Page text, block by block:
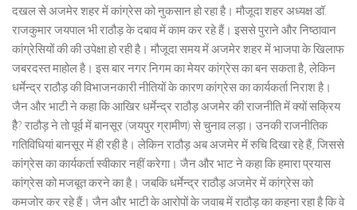
दखल से अजमेर शहर में कांग्रेस को नुकसान हो रहा है। मौजूदा शहर अध्यक्ष डॉ.
राजकुमार जयपाल भी राठौड़ के दबाव में काम कर रहे हैं। इससे पुराने और निष्ठावान
कांग्रेसियों की की उपेक्षा हो रही है। मौजूदा समय में अजमेर शहर में भाजपा के खिलाफ
जबरदस्त माहोल है। इस बार नगर निगम का मेयर कांग्रेस का बन सकता है, लेकिन
धर्मेन्द्र राठौड़ की विभाजनकारी नीतियों के कारण कांग्रेस का कार्यकर्ता निराश है।
जैन और भाटी ने कहा कि आखिर धर्मेन्द्र राठौड़ अजमेर की राजनीति में क्यों सक्रिय
हैै? राठौड़ ने तो पूर्व में बानसूर (जयपुर ग्रामीण) से चुनाव लड़ा। उनकी राजनीतिक
गतिविधियां बानसूर में ही रही है। लेकिन राठौड़ अब अजमेर में रुचि दिखा रहे हैं, जिससे
कांग्रेस का कार्यकर्ता स्वीकार नहीं करेगा। जैन और भाट ने कहा कि हमारा प्रयास
कांग्रेस को मजबूत करने का है। जबकि धर्मेन्द्र राठौड़ अजमेर में कांग्रेस को
कमजोर कर रहे हैं। जैन और भाटी के आरोपों के जवाब में राठौड़ का कहना रहा है कि वे